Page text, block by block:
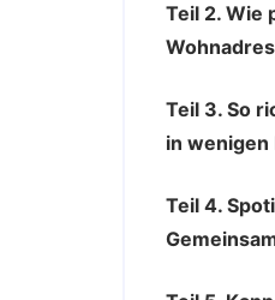
Teil 2. Wie
Teil 3. So
in wenigen
Teil 4.